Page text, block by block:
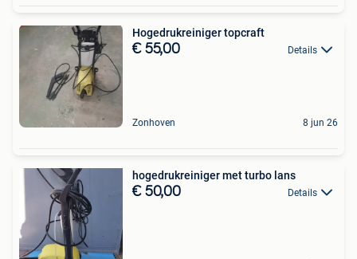
Hogedrukreiniger topcraft
€ 55,00 Details
Zonhoven 8 jun 26
hogedrukreiniger met turbo lans
€ 50,00 Details